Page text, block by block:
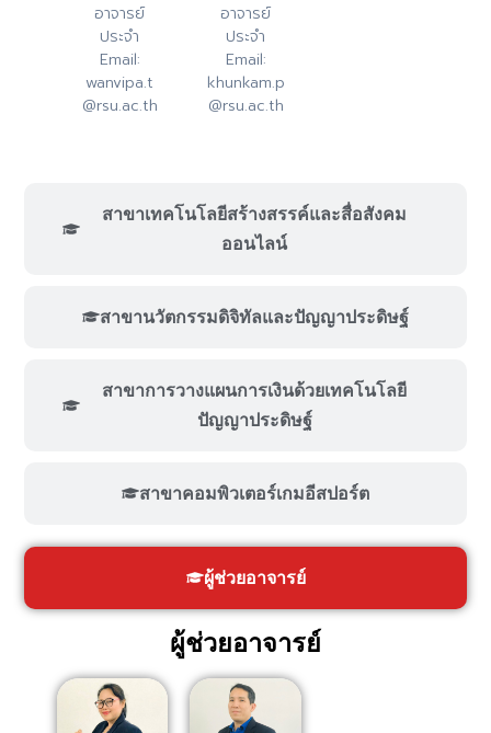
สาขาเทคโนโลยีสร้างสรรค์และสื่อสังคม
ออนไลน์
สาขานวัตกรรมดิจิทัลและปัญญาประดิษฐ์
สาขาการวางแผนการเงินด้วยเทคโนโลยี
ปัญญาประดิษฐ์
สาขาคอมพิวเตอร์เกมอีสปอร์ต
อาจารย์
ประจำ
Email:
wanvipa.t
@rsu.ac.th
อาจารย์
ประจำ
Email:
khunkam.p
@rsu.ac.th
ผู้ช่วยอาจารย์
ผู้ช่วยอาจารย์